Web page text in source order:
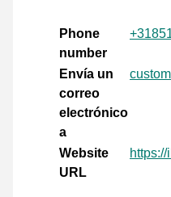
Phone
number
Envía un
correo
electrónico
a
Website
URL